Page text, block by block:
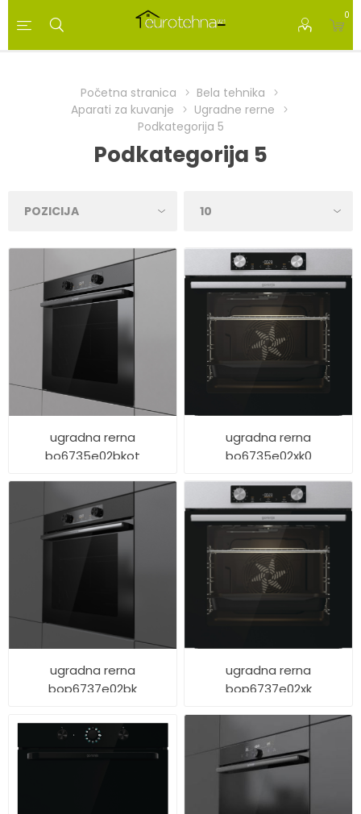
0
Početna stranica
Bela tehnika
Aparati za kuvanje
Ugradne rerne
Podkategorija 5
Podkategorija 5
ugradna rerna
bo6735e02bkot
ugradna rerna
bo6735e02xk0
ugradna rerna
bop6737e02bk
ugradna rerna
bop6737e02xk